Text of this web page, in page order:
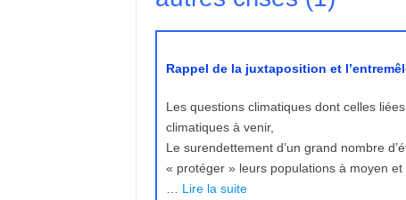
Rappel de la juxtaposition et
Les questions climatiques dont celles
climatiques à venir,
Le surendettement d’un grand nombre
« protéger » leurs populations à moyen et
Lire la suite